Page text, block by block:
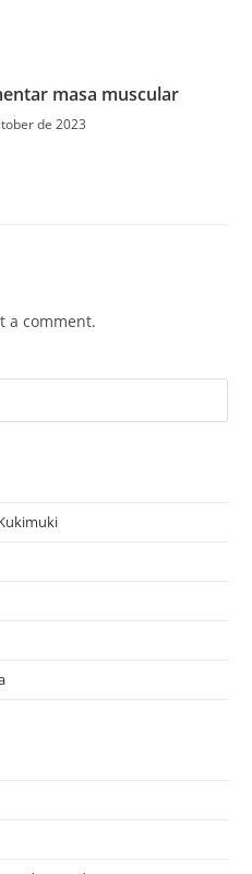
masa muscular
de 2023
a comment.